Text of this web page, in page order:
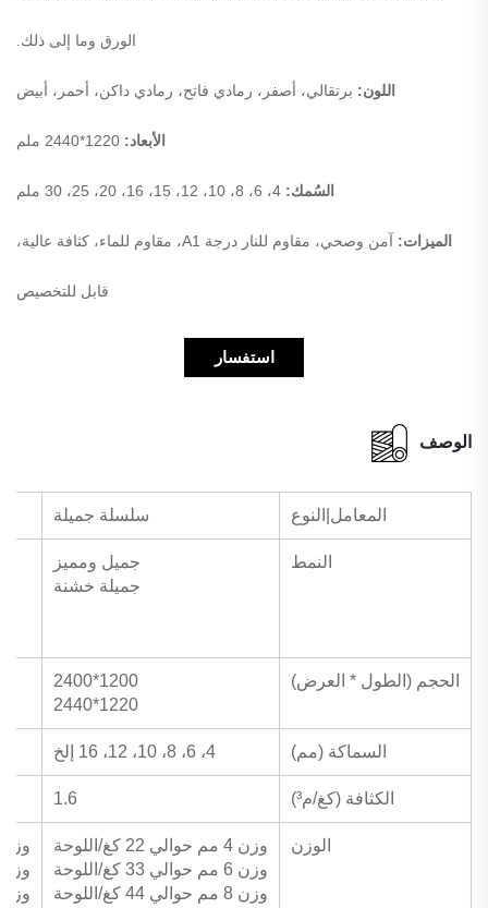
الورق وما إلى ذلك.
اللون: برتقالي، أصفر، رمادي فاتح، رمادي داكن، أحمر، أبيض
الأبعاد: 1220*2440 ملم
السُمك: 4، 6، 8، 10، 12، 15، 16، 20، 25، 30 ملم
الميزات: آمن وصحي، مقاوم للنار درجة A1، مقاوم للماء، كثافة عالية،
قابل للتخصيص
استفسار
الوصف
المعامل|النوع سلسلة جميلة
النمط
جميل ومميز
جميلة خشنة
الحجم (الطول * العرض)
1200*2400
1220*2440
السماكة (مم) 4، 6، 8، 10، 12، 16 إلخ
الكثافة (كغ/م³) 1.6
الوزن
وزن 4 مم حوالي 22 كغ/اللوحة
وزن 6 مم حوالي 33 كغ/اللوحة
وزن 8 مم حوالي 44 كغ/اللوحة
وزن 5 مم حوالي 25 كجم/
وزن 6 مم حوالي 30 كجم/
وزن 8 مم حوالي 40 كجم/